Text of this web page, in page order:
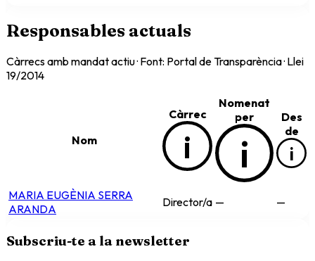
Responsables actuals
Càrrecs amb mandat actiu · Font: Portal de Transparència · Llei
19/2014
Nom
Càrrec
i
Nomenat
per
i
Des
de
i
MARIA EUGÈNIA SERRA
ARANDA
Director/a — —
Subscriu-te a la newsletter